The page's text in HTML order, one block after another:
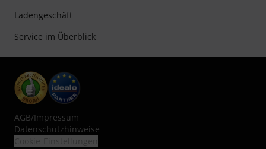
Ladengeschäft
Service im Überblick
AGB/Impressum
Datenschutzhinweise